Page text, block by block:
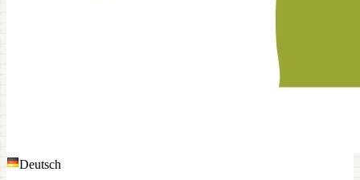
Deutsch